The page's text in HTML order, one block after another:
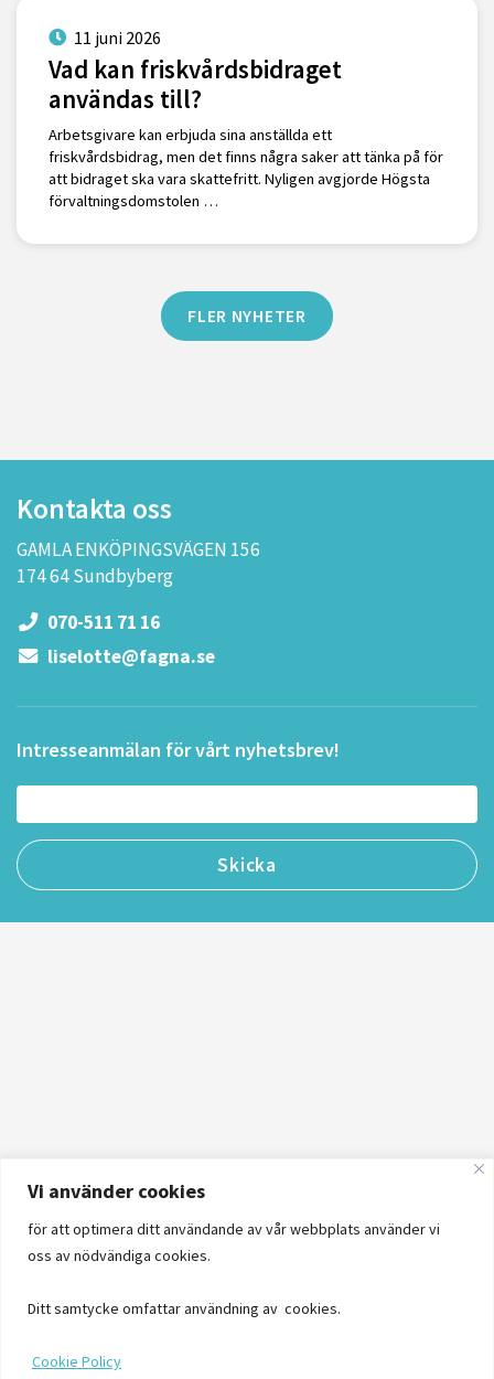
Vi använder cookies
för att optimera ditt användande av vår webbplats använder vi
oss av nödvändiga cookies.
Ditt samtycke omfattar användning av cookies.
Cookie Policy
11 juni 2026
Vad kan friskvårdsbidraget
användas till?
Arbetsgivare kan erbjuda sina anställda ett
friskvårdsbidrag, men det finns några saker att tänka på för
att bidraget ska vara skattefritt. Nyligen avgjorde Högsta
förvaltningsdomstolen …
FLER NYHETER
Kontakta oss
GAMLA ENKÖPINGSVÄGEN 156
174 64 Sundbyberg
070-511 71 16
liselotte@fagna.se
Intresseanmälan för vårt nyhetsbrev!